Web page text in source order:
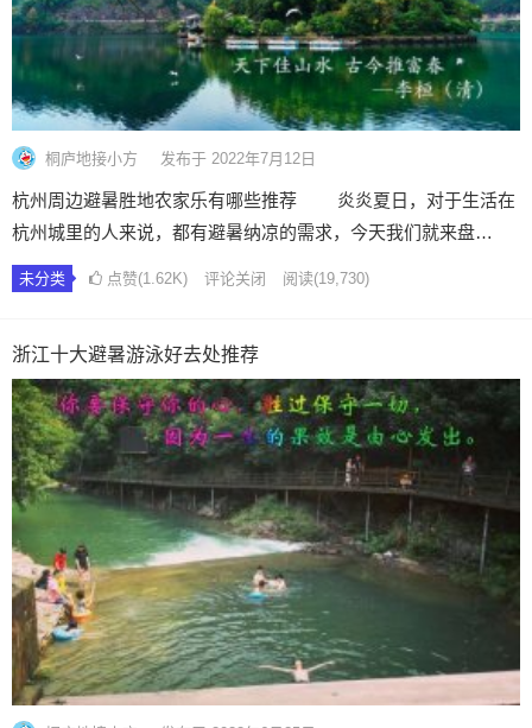
桐庐地接小方 发布于 2022年7月12日
杭州周边避暑胜地农家乐有哪些推荐 炎炎夏日，对于生活在
杭州城里的人来说，都有避暑纳凉的需求，今天我们就来盘…
未分类 点赞(1.62K) 评论关闭 阅读(19,730)
浙江十大避暑游泳好去处推荐